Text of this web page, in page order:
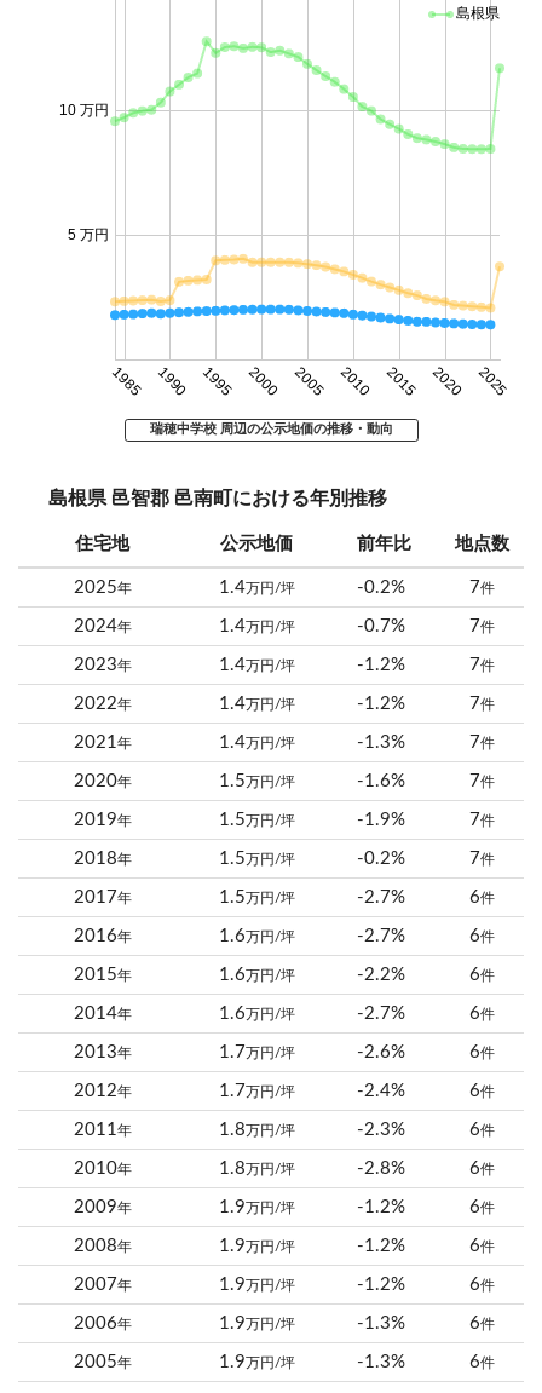
1985 1990 1995 2000 2005 2010 2015 2020 2025
5 万円
10 万円
島根県
瑞穂中学校 周辺の公示地価の推移・動向
島根県 邑智郡 邑南町における年別推移
住宅地 公示地価 前年比 地点数
2025年 1.4万円/坪 -0.2% 7件
2024年 1.4万円/坪 -0.7% 7件
2023年 1.4万円/坪 -1.2% 7件
2022年 1.4万円/坪 -1.2% 7件
2021年 1.4万円/坪 -1.3% 7件
2020年 1.5 万円/坪 -1.6% 7件
2019年 1.5 万円/坪 -1.9% 7件
2018年 1.5 万円/坪 -0.2% 7件
2017年 1.5 万円/坪 -2.7% 6件
2016年 1.6 万円/坪 -2.7% 6件
2015年 1.6 万円/坪 -2.2% 6件
2014年 1.6 万円/坪 -2.7% 6件
2013年 1.7 万円/坪 -2.6% 6件
2012年 1.7 万円/坪 -2.4% 6件
2011年 1.8 万円/坪 -2.3% 6件
2010年 1.8 万円/坪 -2.8% 6件
2009年 1.9 万円/坪 -1.2% 6件
2008年 1.9 万円/坪 -1.2% 6件
2007年 1.9 万円/坪 -1.2% 6件
2006年 1.9 万円/坪 -1.3% 6件
2005年 1.9 万円/坪 -1.3% 6件